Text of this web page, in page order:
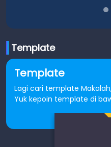
Template
Template
Lagi cari template
Yuk kepoin template di